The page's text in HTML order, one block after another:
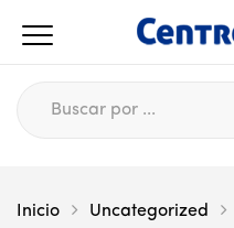
Inicio Uncategorized